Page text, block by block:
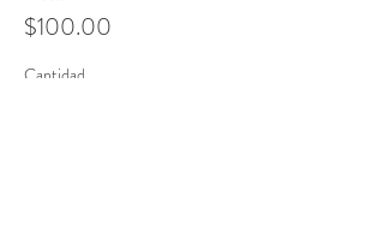
$100.00
Cantidad